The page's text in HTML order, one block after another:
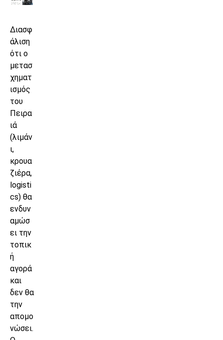
Διασφ
άλιση
ότι ο
μετασ
χηματ
ισμός
του
Πειρα
ιά
(λιμάν
ι,
κρουα
ζιέρα,
logisti
cs) θα
ενδυν
αμώσ
ει την
τοπικ
ή
αγορά
και
δεν θα
την
απομο
νώσει.